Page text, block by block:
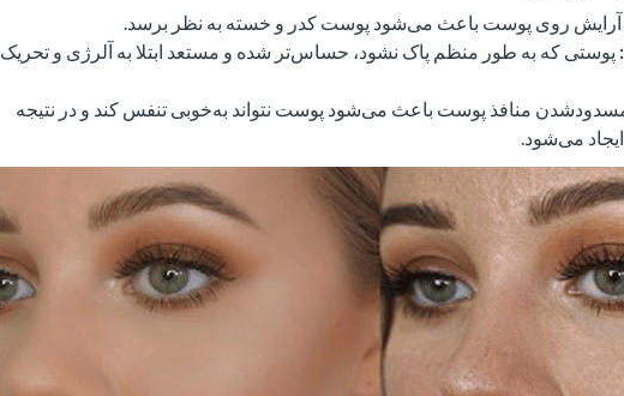
آرایش روی پوست باعث می‌شود پوست کدر و خسته به نظر برسد.
پوستی که به طور منظم پاک نشود، حساس‌تر شده و مستعد ابتلا به آلرژی و تحریک
منافذ پوست باعث می‌شود پوست نتواند به‌خوبی تنفس کند و در نتیجه
می‌شود.